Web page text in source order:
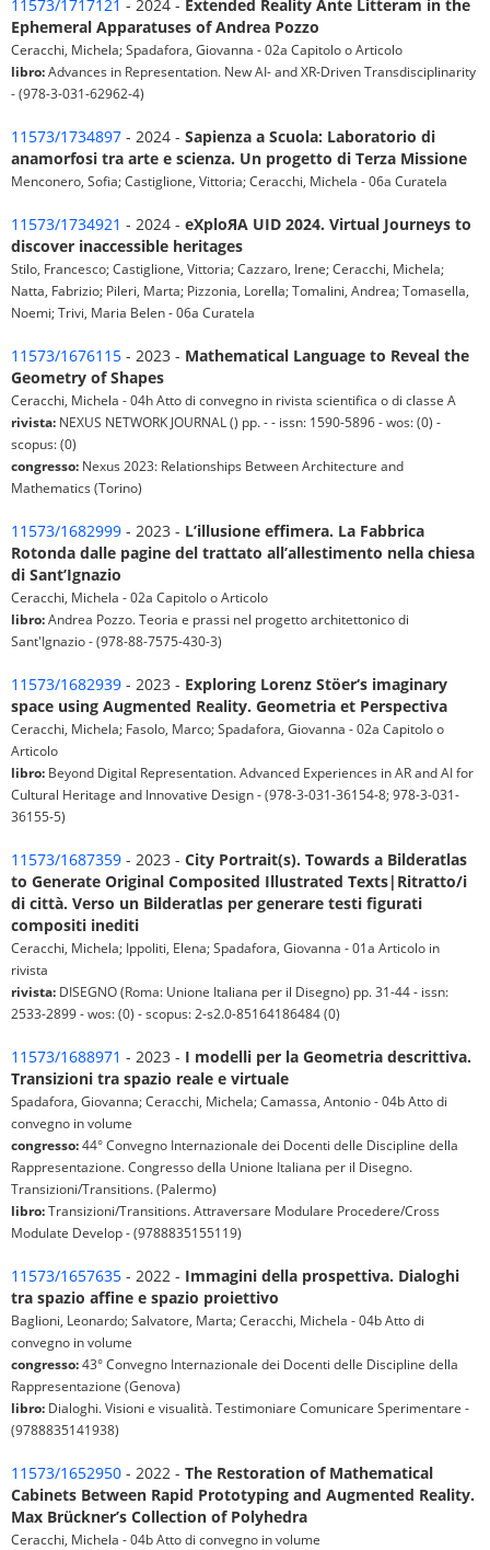
11573/1717121 - 2024 - Extended Reality Ante Litteram in the
Ephemeral Apparatuses of Andrea Pozzo
Ceracchi, Michela; Spadafora, Giovanna - 02a Capitolo o Articolo
libro:Advances in Representation. New AI- and XR-Driven Transdisciplinarity
- (978-3-031-62962-4)
11573/1734897 - 2024 - Sapienza a Scuola: Laboratorio di
anamorfosi tra arte e scienza. Un progetto di Terza Missione
Menconero, Sofia; Castiglione, Vittoria; Ceracchi, Michela - 06a Curatela
11573/1734921 - 2024 - eXploЯA UID 2024. Virtual Journeys to
discover inaccessible heritages
Stilo, Francesco; Castiglione, Vittoria; Cazzaro, Irene; Ceracchi, Michela;
Natta, Fabrizio; Pileri, Marta; Pizzonia, Lorella; Tomalini, Andrea; Tomasella,
Noemi; Trivi, Maria Belen - 06a Curatela
11573/1676115 - 2023 - Mathematical Language to Reveal the
Geometry of Shapes
Ceracchi, Michela - 04h Atto di convegno in rivista scientifica o di classe A
rivista: NEXUS NETWORK JOURNAL () pp. - - issn: 1590-5896 - wos: (0) -
scopus: (0)
congresso: Nexus 2023: Relationships Between Architecture and
Mathematics (Torino)
11573/1682999 - 2023 - L’illusione effimera. La Fabbrica
Rotonda dalle pagine del trattato all’allestimento nella chiesa
di Sant’Ignazio
Ceracchi, Michela - 02a Capitolo o Articolo
libro:Andrea Pozzo. Teoria e prassi nel progetto architettonico di
Sant'Ignazio - (978-88-7575-430-3)
11573/1682939 - 2023 - Exploring Lorenz Stöer‘s imaginary
space using Augmented Reality. Geometria et Perspectiva
Ceracchi, Michela; Fasolo, Marco; Spadafora, Giovanna - 02a Capitolo o
Articolo
libro: Beyond Digital Representation. Advanced Experiences in AR and AI for
Cultural Heritage and Innovative Design - (978-3-031-36154-8; 978-3-031-
36155-5)
11573/1687359 - 2023 - City Portrait(s). Towards a Bilderatlas
to Generate Original Composited Illustrated Texts|Ritratto/i
di città. Verso un Bilderatlas per generare testi figurati
compositi inediti
Ceracchi, Michela; Ippoliti, Elena; Spadafora, Giovanna - 01a Articolo in
rivista
rivista: DISEGNO (Roma: Unione Italiana per il Disegno) pp. 31-44 - issn:
2533-2899 - wos: (0) - scopus: 2-s2.0-85164186484 (0)
11573/1688971 - 2023 - I modelli per la Geometria descrittiva.
Transizioni tra spazio reale e virtuale
Spadafora, Giovanna; Ceracchi, Michela; Camassa, Antonio - 04b Atto di
convegno in volume
congresso:44° Convegno Internazionale dei Docenti delle Discipline della
Rappresentazione. Congresso della Unione Italiana per il Disegno.
Transizioni/Transitions. (Palermo)
libro:Transizioni/Transitions. Attraversare Modulare Procedere/Cross
Modulate Develop - (9788835155119)
11573/1657635 - 2022 - Immagini della prospettiva. Dialoghi
tra spazio affine e spazio proiettivo
Baglioni, Leonardo; Salvatore, Marta; Ceracchi, Michela - 04b Atto di
convegno in volume
congresso:43° Convegno Internazionale dei Docenti delle Discipline della
Rappresentazione (Genova)
libro: Dialoghi. Visioni e visualità. Testimoniare Comunicare Sperimentare -
(9788835141938)
11573/1652950 - 2022 - The Restoration of Mathematical
Cabinets Between Rapid Prototyping and Augmented Reality.
Max Brückner’s Collection of Polyhedra
Ceracchi, Michela - 04b Atto di convegno in volume